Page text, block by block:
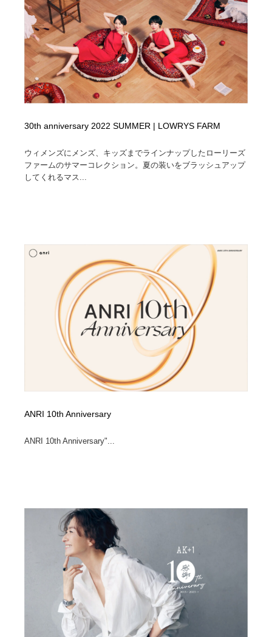
30th anniversary 2022 SUMMER | LOWRYS FARM
ウィメンズにメンズ、キッズまでラインナップしたローリーズ
ファームのサマーコレクション。夏の装いをブラッシュアップ
してくれるマス...
ANRI 10th Anniversary
ANRI 10th Anniversary"...